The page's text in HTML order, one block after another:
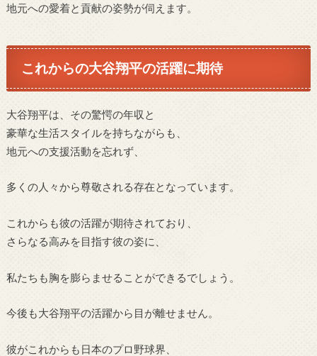
地元への愛着と貢献の姿勢が伺えます。
これからの大谷翔平の活躍に期待
大谷翔平は、その驚愕の年収と
豪華な生活スタイルを持ちながらも、
地元への支援活動を忘れず、
多くの人々から尊敬される存在となっています。
これからも彼の活躍が期待されており、
さらなる高みを目指す彼の姿に、
私たちも胸を膨らませることができるでしょう。
今後も大谷翔平の活躍から目が離せません。
彼がこれからも日本のプロ野球界、